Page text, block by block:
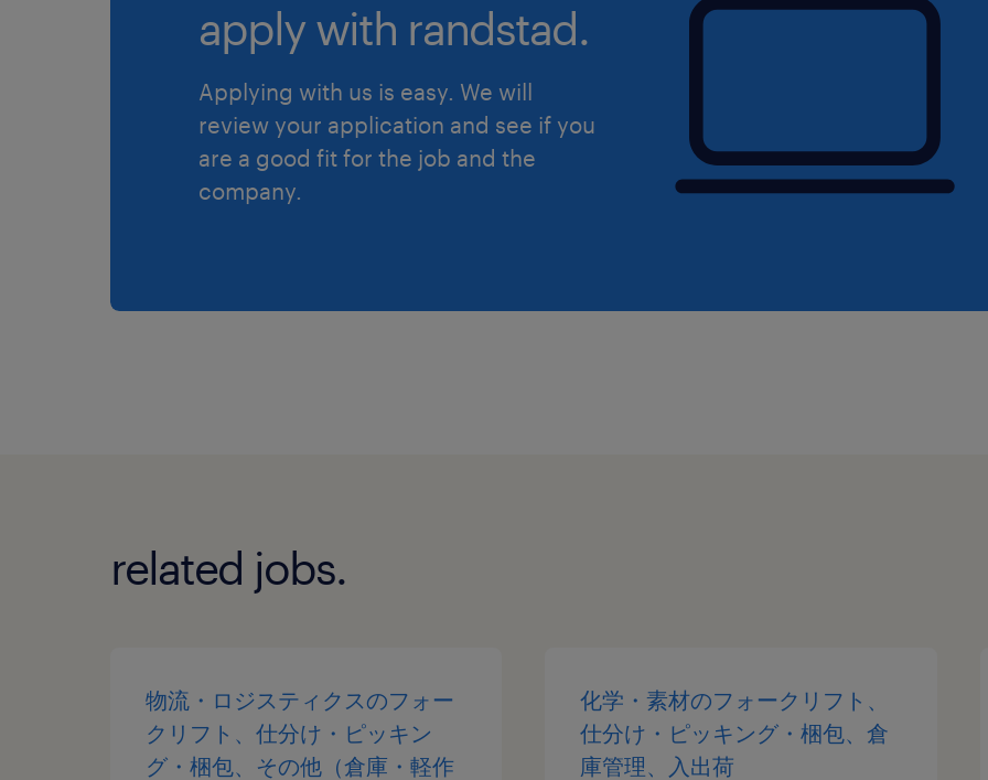
apply with randstad.
Applying with us is easy. We will
review your application and see if you
are a good fit for the job and the
company.
related jobs.
物流・ロジスティクスのフォー
クリフト、仕分け・ピッキン
グ・梱包、その他（倉庫・軽作
化学・素材のフォークリフト、
仕分け・ピッキング・梱包、倉
庫管理、入出荷